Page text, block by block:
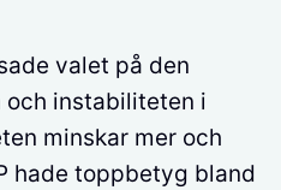
valet på den
och instabiliteten i
minskar mer och
hade toppbetyg bland